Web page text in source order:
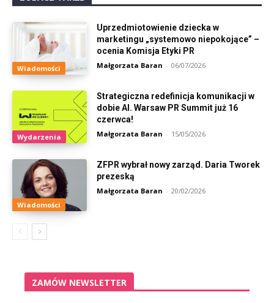
Wiadomości
Uprzedmiotowienie dziecka w
marketingu „systemowo niepokojące” –
ocenia Komisja Etyki PR
Małgorzata Baran - 06/07/2026
Wydarzenia
Strategiczna redefinicja komunikacji w
dobie AI. Warsaw PR Summit już 16
czerwca!
Małgorzata Baran - 15/05/2026
Wiadomości
ZFPR wybrał nowy zarząd. Daria Tworek
prezeską
Małgorzata Baran - 20/02/2026
ZAMÓW NEWSLETTER